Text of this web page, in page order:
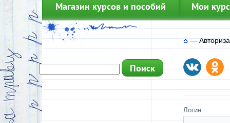
Магазин курсов и пособий Мои
—
Логин